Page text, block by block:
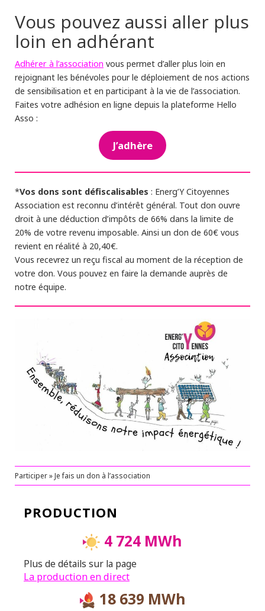
Vous pouvez aussi aller plus
loin en adhérant
Adhérer à l’association vous permet d’aller plus loin en
rejoignant les bénévoles pour le déploiement de nos actions
de sensibilisation et en participant à la vie de l’association.
Faites votre adhésion en ligne depuis la plateforme Hello
Asso :
J’adhère
*Vos dons sont défiscalisables : Energ’Y Citoyennes
Association est reconnu d’intérêt général. Tout don ouvre
droit à une déduction d’impôts de 66% dans la limite de
20% de votre revenu imposable. Ainsi un don de 60€ vous
revient en réalité à 20,40€.
Vous recevrez un reçu fiscal au moment de la réception de
votre don. Vous pouvez en faire la demande auprès de
notre équipe.
Participer » Je fais un don à l’association
PRODUCTION
4 724 MWh
Plus de détails sur la page
La production en direct
18 639 MWh